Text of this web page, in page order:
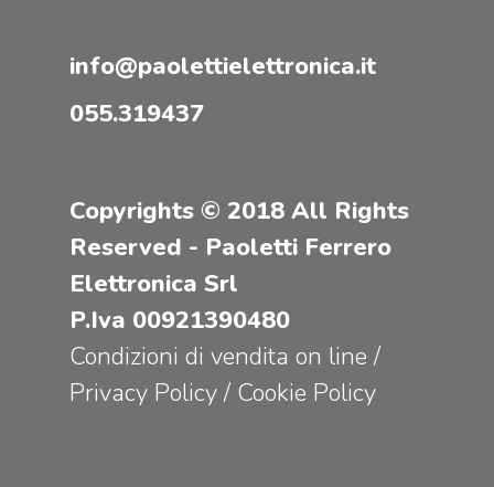
info@paolettielettronica.it
055.319437
Copyrights © 2018 All Rights
Reserved - Paoletti Ferrero
Elettronica Srl
P.Iva 00921390480
Condizioni di vendita on line /
Privacy Policy/ Cookie Policy